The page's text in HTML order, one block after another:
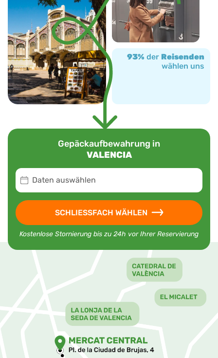
93% der Reisenden
wählen uns
Gepäckaufbewahrung in
VALENCIA
Daten auswählen
SCHLIESSFACH WÄHLEN
Kostenlose Stornierung bis zu 24h vor Ihrer Reservierung